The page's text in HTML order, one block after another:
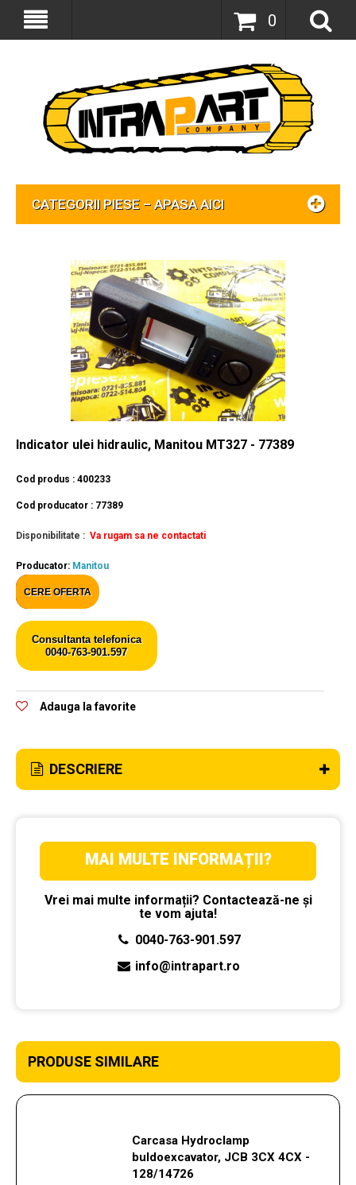
0
CATEGORII PIESE – APASA AICI
Indicator ulei hidraulic, Manitou MT327 - 77389
Cod produs : 400233
Cod producator : 77389
Disponibilitate : Va rugam sa ne contactati
Producator: Manitou
CERE OFERTA
Consultanta telefonica
0040-763-901.597
Adauga la favorite
DESCRIERE
MAI MULTE INFORMAȚII?
Vrei mai multe informații? Contactează-ne și
te vom ajuta!
0040-763-901.597
info@intrapart.ro
PRODUSE SIMILARE
Carcasa Hydroclamp
buldoexcavator, JCB 3CX 4CX -
128/14726